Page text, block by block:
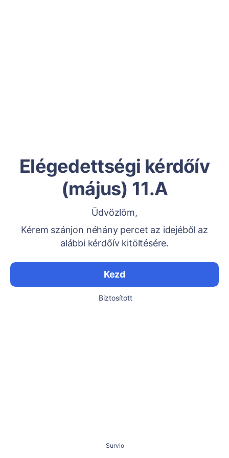
Elégedettségi kérdőív
(május) 11.A
Üdvözlöm,
Kérem szánjon néhány percet az idejéből az
alábbi kérdőív kitöltésére.
Kezd
Biztosított
Survio